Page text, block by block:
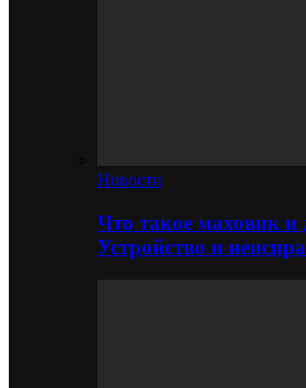
Новости
Что такое маховик и
Устройство и